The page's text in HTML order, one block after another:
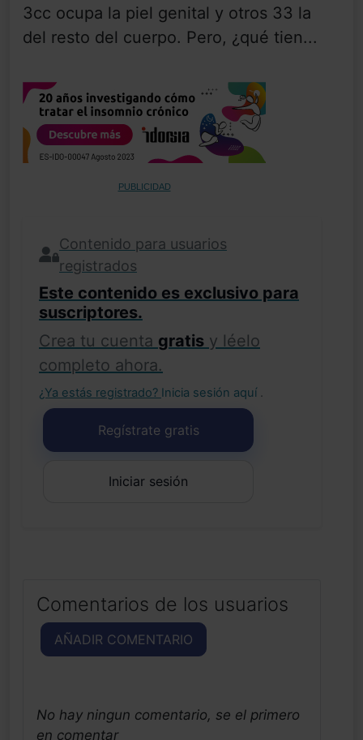
3cc ocupa la piel genital y otros 33 la
del resto del cuerpo. Pero, ¿qué tien...
PUBLICIDAD
Contenido para usuarios
registrados
Este contenido es exclusivo para
suscriptores.
Crea tu cuenta gratis y léelo
completo ahora.
¿Ya estás registrado? Inicia sesión aquí .
Regístrate gratis
Iniciar sesión
Comentarios de los usuarios
AÑADIR COMENTARIO
No hay ningun comentario, se el primero
en comentar